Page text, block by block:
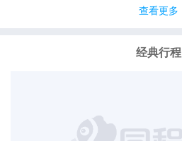
查看更多
经典行程